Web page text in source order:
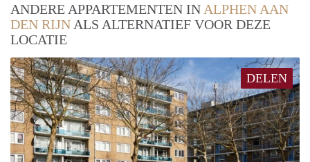
ANDERE APPARTEMENTEN IN ALPHEN AAN
DEN RIJN ALS ALTERNATIEF VOOR DEZE
LOCATIE
DELEN